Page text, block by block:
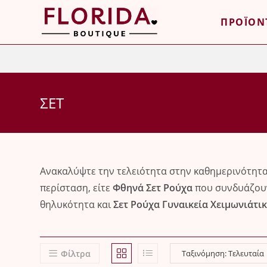
ΣΕΤ
Ανακαλύψτε την τελειότητα στην
περίσταση, είτεΦθηνά Σετ Ρούχαπου
θηλυκότητα καιΣετ Ρούχα Γυναικεία
Φίλτρα